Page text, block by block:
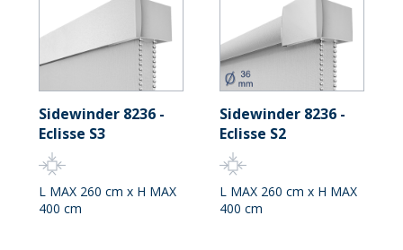
Sidewinder 8236 -
Eclisse S3
L MAX 260 cm x H MAX
400 cm
Sidewinder 8236 -
Eclisse S2
L MAX 260 cm x H MAX
400 cm